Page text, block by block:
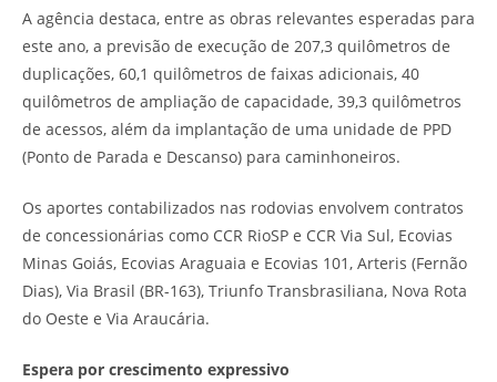
A agência destaca, entre as obras relevantes esperadas para
este ano, a previsão de execução de 207,3 quilômetros de
duplicações, 60,1 quilômetros de faixas adicionais, 40
quilômetros de ampliação de capacidade, 39,3 quilômetros
de acessos, além da implantação de uma unidade de PPD
(Ponto de Parada e Descanso) para caminhoneiros.
Os aportes contabilizados nas rodovias envolvem contratos
de concessionárias como CCR RioSP e CCR Via Sul, Ecovias
Minas Goiás, Ecovias Araguaia e Ecovias 101, Arteris (Fernão
Dias), Via Brasil (BR-163), Triunfo Transbrasiliana, Nova Rota
do Oeste e Via Araucária.
Espera por crescimento expressivo